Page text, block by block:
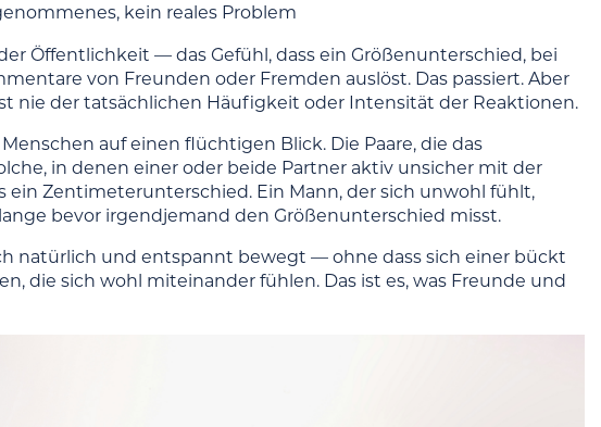
kein reales Problem
Öffentlichkeit — das Gefühl, dass ein Größenunterschied, bei
von Freunden oder Fremden auslöst. Das passiert. Aber
nie der tatsächlichen Häufigkeit oder Intensität der Reaktionen.
auf einen flüchtigen Blick. Die Paare, die das
in denen einer oder beide Partner aktiv unsicher mit der
Zentimeterunterschied. Ein Mann, der sich unwohl fühlt,
bevor irgendjemand den Größenunterschied misst.
natürlich und entspannt bewegt — ohne dass sich einer bückt
die sich wohl miteinander fühlen. Das ist es, was Freunde und